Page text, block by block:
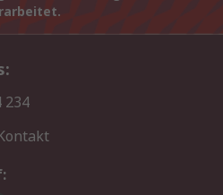
234